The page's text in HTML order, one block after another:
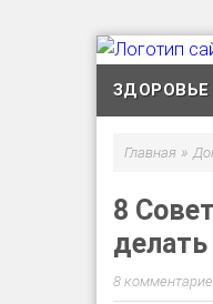
ЗДОРОВЬЕ
Главная »
8
8